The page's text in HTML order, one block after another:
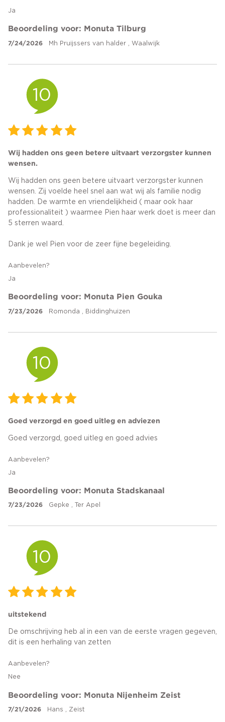
Ja
Beoordeling voor: Monuta Tilburg
7/24/2026 Mh Pruijssers van halder , Waalwijk
10
Wij hadden ons geen betere uitvaart verzorgster kunnen
wensen.
Wij hadden ons geen betere uitvaart verzorgster kunnen
wensen. Zij voelde heel snel aan wat wij als familie nodig
hadden. De warmte en vriendelijkheid ( maar ook haar
professionaliteit ) waarmee Pien haar werk doet is meer dan
5 sterren waard.
Dank je wel Pien voor de zeer fijne begeleiding.
Aanbevelen?
Ja
Beoordeling voor: Monuta Pien Gouka
7/23/2026 Romonda , Biddinghuizen
10
Goed verzorgd en goed uitleg en adviezen
Goed verzorgd, goed uitleg en goed advies
Aanbevelen?
Ja
Beoordeling voor: Monuta Stadskanaal
7/23/2026 Gepke , Ter Apel
10
uitstekend
De omschrijving heb al in een van de eerste vragen gegeven,
dit is een herhaling van zetten
Aanbevelen?
Nee
Beoordeling voor: Monuta Nijenheim Zeist
7/21/2026 Hans , Zeist